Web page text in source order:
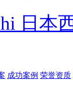
日本
成功案例 荣誉资质